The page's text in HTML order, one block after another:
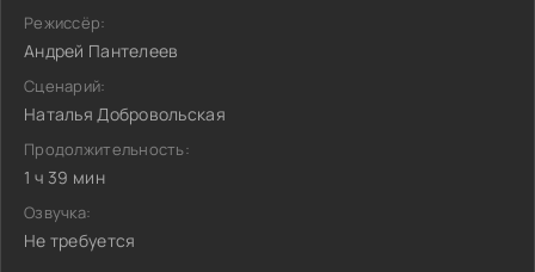
Режиссёр:
Андрей Пантелеев
Сценарий:
Наталья Добровольская
Продолжительность:
1 ч 39 мин
Озвучка:
Не требуется